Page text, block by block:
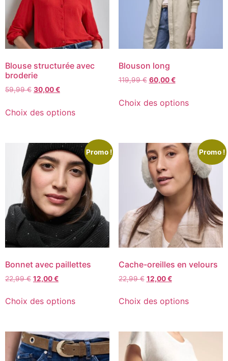
Blouse structurée avec
broderie
59,99€ 30,00€
Choix des options
Blouson long
119,99€ 60,00€
Choix des options
Promo !
Bonnet avec paillettes
22,99€ 12,00€
Choix des options
Promo !
Cache-oreilles en velours
22,99€ 12,00€
Choix des options